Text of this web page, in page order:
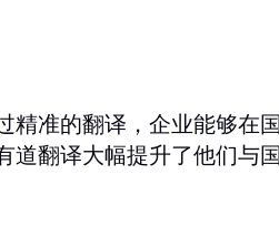
精准的翻译，企业能够在
翻译大幅提升了他们与